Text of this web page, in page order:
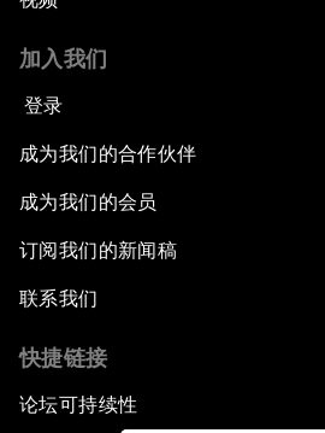
加入我们
登录
成为我们的合作伙伴
成为我们的会员
订阅我们的新闻稿
联系我们
快捷链接
论坛可持续性